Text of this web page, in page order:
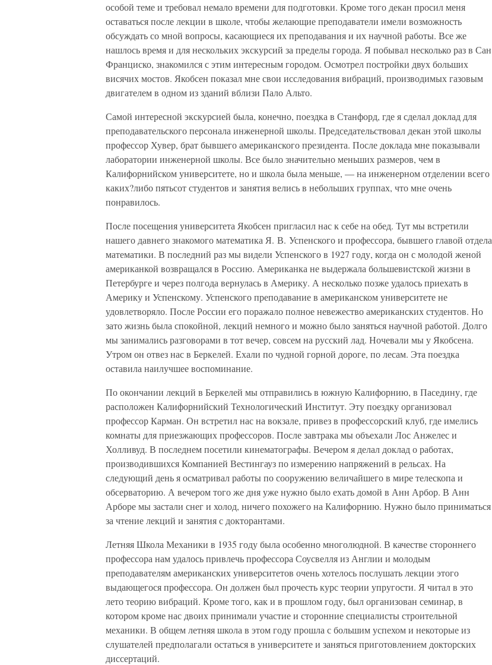
особой теме и требовал немало времени для подготовки. Кроме того декан просил меня
оставаться после лекции в школе, чтобы желающие преподаватели имели возможность
обсуждать со мной вопросы, касающиеся их преподавания и их научной работы. Все же
нашлось время и для нескольких экскурсий за пределы города. Я побывал несколько раз в Сан
Франциско, знакомился с этим интересным городом. Осмотрел постройки двух больших
висячих мостов. Якобсен показал мне свои исследования вибраций, производимых газовым
двигателем в одном из зданий вблизи Пало Альто.
Самой интересной экскурсией была, конечно, поездка в Станфорд, где я сделал доклад для
преподавательского персонала инженерной школы. Председательствовал декан этой школы
профессор Хувер, брат бывшего американского президента. После доклада мне показывали
лаборатории инженерной школы. Все было значительно меньших размеров, чем в
Калифорнийском университете, но и школа была меньше, — на инженерном отделении всего
каких?либо пятьсот студентов и занятия велись в небольших группах, что мне очень
понравилось.
После посещения университета Якобсен пригласил нас к себе на обед. Тут мы встретили
нашего давнего знакомого математика Я. В. Успенского и профессора, бывшего главой отдела
математики. В последний раз мы видели Успенского в 1927 году, когда он с молодой женой
американкой возвращался в Россию. Американка не выдержала большевистской жизни в
Петербурге и через полгода вернулась в Америку. А несколько позже удалось приехать в
Америку и Успенскому. Успенского преподавание в американском университете не
удовлетворяло. После России его поражало полное невежество американских студентов. Но
зато жизнь была спокойной, лекций немного и можно было заняться научной работой. Долго
мы занимались разговорами в тот вечер, совсем на русский лад. Ночевали мы у Якобсена.
Утром он отвез нас в Беркелей. Ехали по чудной горной дороге, по лесам. Эта поездка
оставила наилучшее воспоминание.
По окончании лекций в Беркелей мы отправились в южную Калифорнию, в Паседину, где
расположен Калифорнийский Технологический Институт. Эту поездку организовал
профессор Карман. Он встретил нас на вокзале, привез в профессорский клуб, где имелись
комнаты для приезжающих профессоров. После завтрака мы объехали Лос Анжелес и
Холливуд. В последнем посетили кинематографы. Вечером я делал доклад о работах,
производившихся Компанией Вестингауз по измерению напряжений в рельсах. На
следующий день я осматривал работы по сооружению величайшего в мире телескопа и
обсерваторию. А вечером того же дня уже нужно было ехать домой в Анн Арбор. В Анн
Арборе мы застали снег и холод, ничего похожего на Калифорнию. Нужно было приниматься
за чтение лекций и занятия с докторантами.
Летняя Школа Механики в 1935 году была особенно многолюдной. В качестве стороннего
профессора нам удалось привлечь профессора Соусвелля из Англии и молодым
преподавателям американских университетов очень хотелось послушать лекции этого
выдающегося профессора. Он должен был прочесть курс теории упругости. Я читал в это
лето теорию вибраций. Кроме того, как и в прошлом году, был организован семинар, в
котором кроме нас двоих принимали участие и сторонние специалисты строительной
механики. В общем летняя школа в этом году прошла с большим успехом и некоторые из
слушателей предполагали остаться в университете и заняться приготовлением докторских
диссертаций.